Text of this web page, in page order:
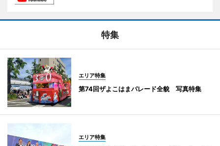
特集
エリア特集
第74回ザよこはまパレード全貌 写真特集
エリア特集